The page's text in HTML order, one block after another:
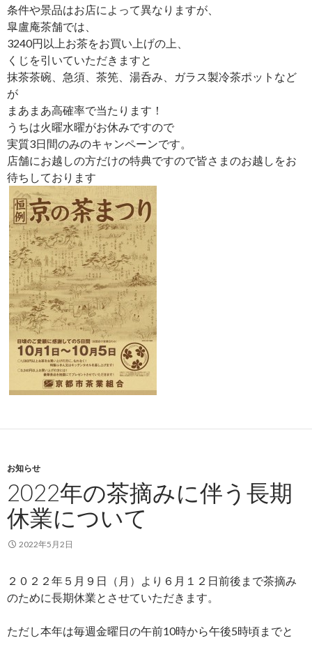
条件や景品はお店によって異なりますが、
皐盧庵茶舗では、
3240円以上お茶をお買い上げの上、
くじを引いていただきますと
抹茶茶碗、急須、茶筅、湯呑み、ガラス製冷茶ポットなど
が
まあまあ高確率で当たります！
うちは火曜水曜がお休みですので
実質3日間のみのキャンペーンです。
店舗にお越しの方だけの特典ですので皆さまのお越しをお
待ちしております
お知らせ
2022年の茶摘みに伴う長期
休業について
2022年5月2日
２０２２年５月９日（月）より６月１２日前後まで茶摘み
のために長期休業とさせていただきます。
ただし本年は毎週金曜日の午前10時から午後5時頃までと